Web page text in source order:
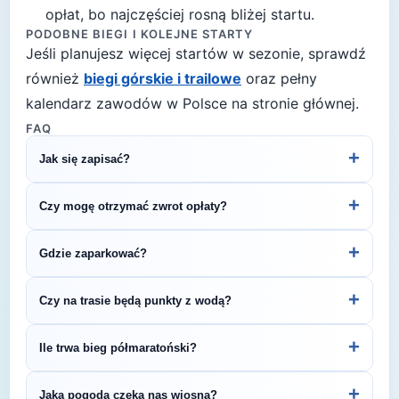
opłat, bo najczęściej rosną bliżej startu.
PODOBNE BIEGI I KOLEJNE STARTY
Jeśli planujesz więcej startów w sezonie, sprawdź
również biegi górskie i trailowe oraz pełny
kalendarz zawodów w Polsce na stronie głównej.
FAQ
Jak się zapisać? +
przejść do strony organizatora z formularzem
rejestracyjnym.
Czy mogę otrzymać zwrot opłaty? +
regulamin biegu lub skontaktuj się z
organizatorem.
Gdzie zaparkować? +
— szczegóły znajdziesz w opisie biegu lub na
stronie organizatora.
Czy na trasie będą punkty z wodą? +
nawadniania na trasie. Dokładne informacje
znajdziesz w regulaminie zawodów.
Ile trwa bieg półmaratoński? +
Jaka pogoda czeka nas wiosną? +